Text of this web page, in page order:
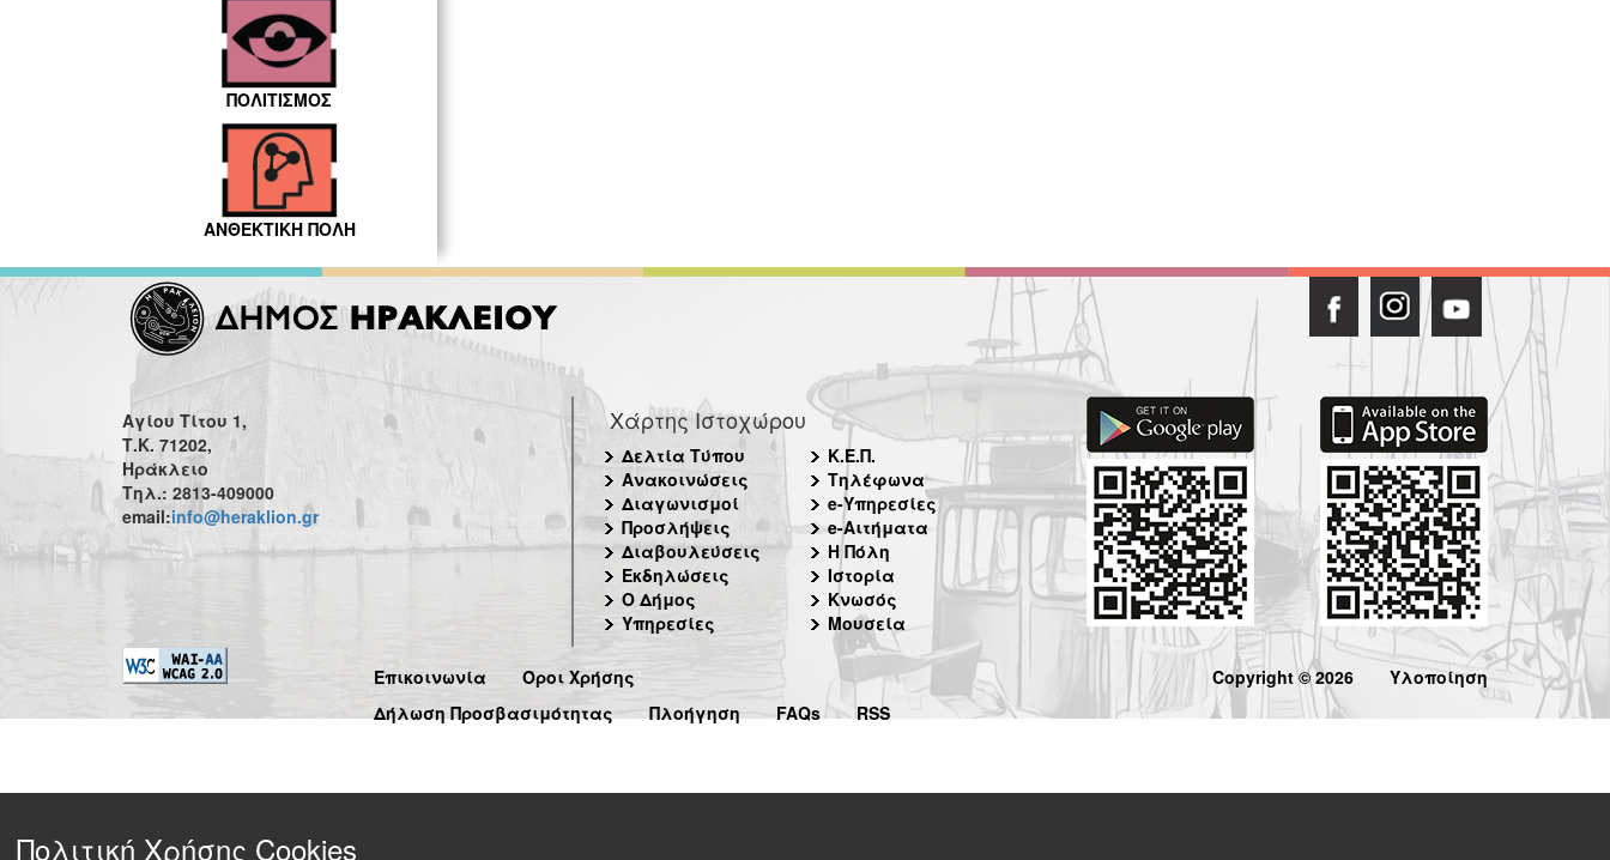
ΠΟΛΙΤΙΣΜΟΣ
ΑΝΘΕΚΤΙΚΗ ΠΟΛΗ
Αγίου Τίτου 1,
Τ.Κ. 71202,
Ηράκλειο
Τηλ.: 2813-409000
email:info@heraklion.gr
Χάρτης Ιστοχώρου
Δελτία Τύπου
Ανακοινώσεις
Διαγωνισμοί
Προσλήψεις
Διαβουλεύσεις
Εκδηλώσεις
Ο Δήμος
Υπηρεσίες
Κ.Ε.Π.
Τηλέφωνα
e-Υπηρεσίες
e-Αιτήματα
Η Πόλη
Ιστορία
Κνωσός
Μουσεία
Επικοινωνία
Όροι Χρήσης
Δήλωση Προσβασιμότητας
Πλοήγηση FAQs RSS
Copyright © 2026 Υλοποίηση
Πολιτική Χρήσης Cookies